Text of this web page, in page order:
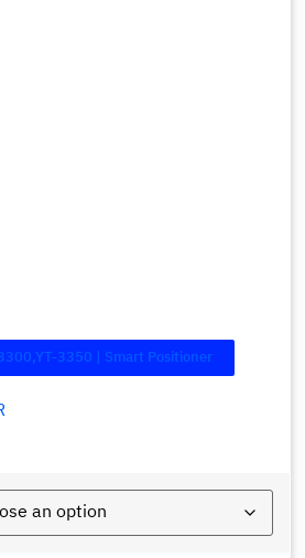
3350 | Smart Positioner